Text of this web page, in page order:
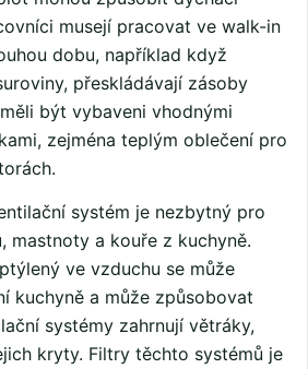
musejí pracovat ve walk-in
dobu, například když
přeskládávají zásoby
být vybaveni vhodnými
zejména teplým oblečení pro
systém je nezbytný pro
mastnoty a kouře z kuchyně.
ve vzduchu se může
kuchyně a může způsobovat
systémy zahrnují větráky,
kryty. Filtry těchto systémů je